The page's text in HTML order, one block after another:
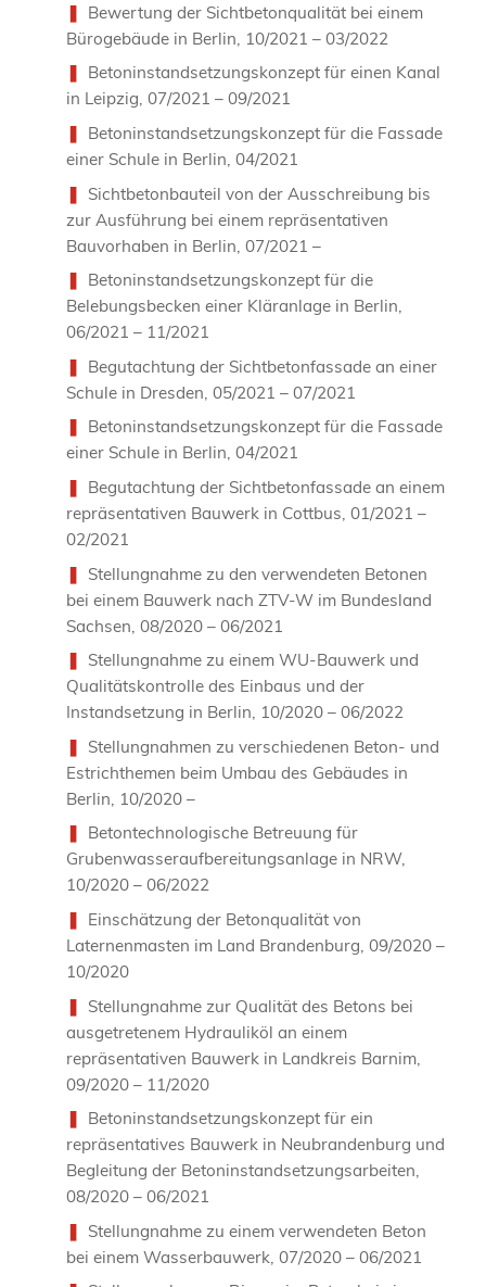
Bewertung der Sichtbetonqualität bei einem
Bürogebäude in Berlin, 10/2021 – 03/2022
Betoninstandsetzungskonzept für einen Kanal
in Leipzig, 07/2021 – 09/2021
Betoninstandsetzungskonzept für die Fassade
einer Schule in Berlin, 04/2021
Sichtbetonbauteil von der Ausschreibung bis
zur Ausführung bei einem repräsentativen
Bauvorhaben in Berlin, 07/2021 –
Betoninstandsetzungskonzept für die
Belebungsbecken einer Kläranlage in Berlin,
06/2021 – 11/2021
Begutachtung der Sichtbetonfassade an einer
Schule in Dresden, 05/2021 – 07/2021
Betoninstandsetzungskonzept für die Fassade
einer Schule in Berlin, 04/2021
Begutachtung der Sichtbetonfassade an einem
repräsentativen Bauwerk in Cottbus, 01/2021 –
02/2021
Stellungnahme zu den verwendeten Betonen
bei einem Bauwerk nach ZTV-W im Bundesland
Sachsen, 08/2020 – 06/2021
Stellungnahme zu einem WU-Bauwerk und
Qualitätskontrolle des Einbaus und der
Instandsetzung in Berlin, 10/2020 – 06/2022
Stellungnahmen zu verschiedenen Beton- und
Estrichthemen beim Umbau des Gebäudes in
Berlin, 10/2020 –
Betontechnologische Betreuung für
Grubenwasseraufbereitungsanlage in NRW,
10/2020 – 06/2022
Einschätzung der Betonqualität von
Laternenmasten im Land Brandenburg, 09/2020 –
10/2020
Stellungnahme zur Qualität des Betons bei
ausgetretenem Hydrauliköl an einem
repräsentativen Bauwerk in Landkreis Barnim,
09/2020 – 11/2020
Betoninstandsetzungskonzept für ein
repräsentatives Bauwerk in Neubrandenburg und
Begleitung der Betoninstandsetzungsarbeiten,
08/2020 – 06/2021
Stellungnahme zu einem verwendeten Beton
bei einem Wasserbauwerk, 07/2020 – 06/2021